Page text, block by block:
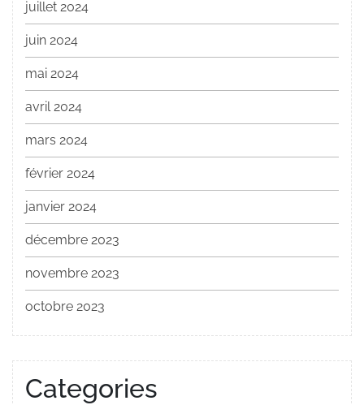
juillet 2024
juin 2024
mai 2024
avril 2024
mars 2024
février 2024
janvier 2024
décembre 2023
novembre 2023
octobre 2023
Categories